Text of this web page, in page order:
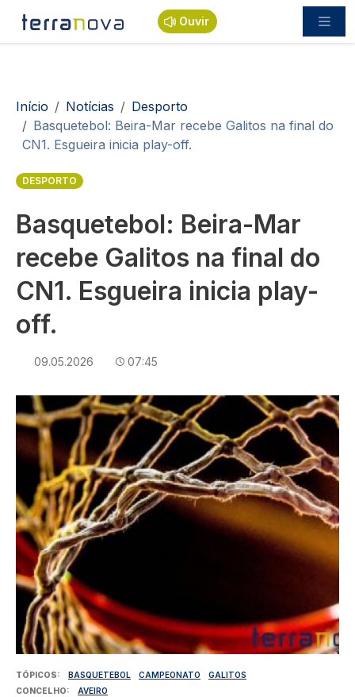
Passar para o conteúdo principal
Ouvir
Navegação estrutural
Início Notícias
Desporto
Basquetebol: Beira-Mar recebe Galitos na final do
CN1. Esgueira inicia play-off.
DESPORTO
Basquetebol: Beira-Mar
recebe Galitos na final do
CN1. Esgueira inicia play-
off.
09.05.2026 07:45
Imagem
TÓPICOS BASQUETEBOL CAMPEONATO
GALITOS
CONCELHO
AVEIRO